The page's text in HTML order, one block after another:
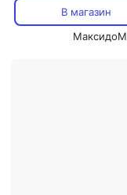
В магазин
МаксидоМ